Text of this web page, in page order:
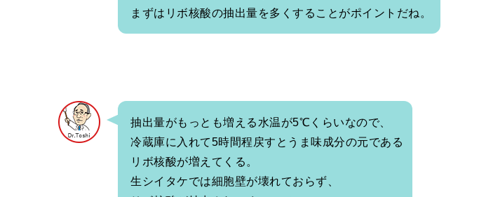
まずはリボ核酸の抽出量を多くすることがポイントだね。
抽出量がもっとも増える水温が5℃くらいなので、
冷蔵庫に入れて5時間程戻すとうま味成分の元である
リボ核酸が増えてくる。
生シイタケでは細胞壁が壊れておらず、